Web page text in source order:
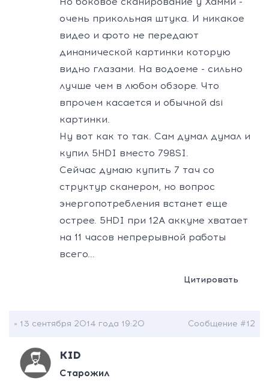
очень прикольная штука. И никакое
видео и фото не передают
динамической картинки которую
видно глазами. На водоеме - сильно
лучше чем в любом обзоре. Что
впрочем касается и обычной dsi
картинки.
Ну вот как то так. Сам думал думал и
купил 5HDI вместо 798SI.
Сейчас думаю купить 7 тач со
структур сканером, но вопрос
энергопотребления встанет еще
острее. 5HDI при 12А аккуме хватает
на 11 часов непрерывной работы
всего...
Цитировать
» 13 сентября 2014 года 19:20 Сообщение #12
KID
Старожил